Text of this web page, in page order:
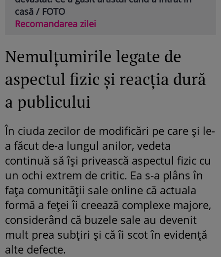
casă / FOTO
Recomandarea zilei
Nemulțumirile legate de
aspectul fizic și reacția dură
a publicului
În ciuda zecilor de modificări pe care și le-
a făcut de-a lungul anilor, vedeta
continuă să își privească aspectul fizic cu
un ochi extrem de critic. Ea s-a plâns în
fața comunității sale online că actuala
formă a feței îi creează complexe majore,
considerând că buzele sale au devenit
mult prea subțiri și că îi scot în evidență
alte defecte.